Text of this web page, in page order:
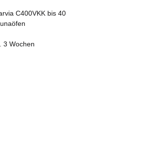
C400VKK bis 40
3 Wochen